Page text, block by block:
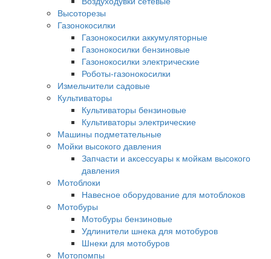
Высоторезы
Газонокосилки
Газонокосилки аккумуляторные
Газонокосилки бензиновые
Газонокосилки электрические
Роботы-газонокосилки
Измельчители садовые
Культиваторы
Культиваторы бензиновые
Культиваторы электрические
Машины подметательные
Мойки высокого давления
Запчасти и аксессуары к мойкам высокого
давления
Мотоблоки
Навесное оборудование для мотоблоков
Мотобуры
Мотобуры бензиновые
Удлинители шнека для мотобуров
Шнеки для мотобуров
Мотопомпы